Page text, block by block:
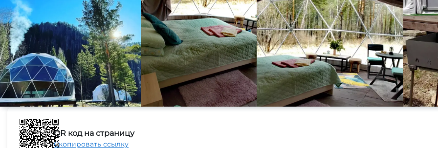
QR код на страницу
Скопировать ссылку